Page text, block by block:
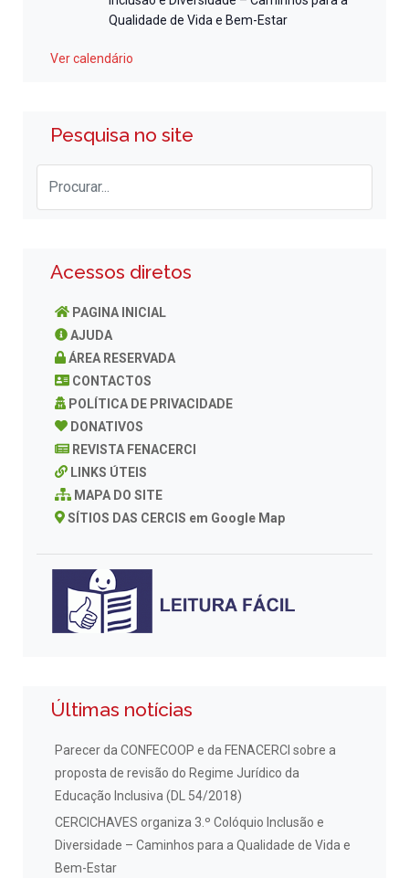
Qualidade de Vida e Bem-Estar
Ver calendário
Pesquisa no site
Acessos diretos
PAGINA INICIAL
AJUDA
ÁREA RESERVADA
CONTACTOS
POLÍTICA DE PRIVACIDADE
DONATIVOS
REVISTA FENACERCI
LINKS ÚTEIS
MAPA DO SITE
SÍTIOS DAS CERCIS em Google Map
Últimas notícias
Parecer da CONFECOOP e da FENACERCI sobre a
proposta de revisão do Regime Jurídico da
Educação Inclusiva (DL 54/2018)
CERCICHAVES organiza 3.º Colóquio Inclusão e
Diversidade – Caminhos para a Qualidade de Vida e
Bem-Estar